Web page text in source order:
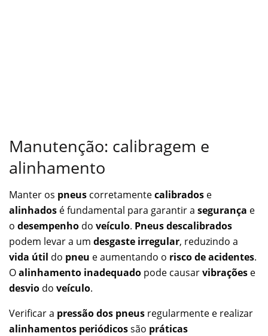
Manutenção: calibragem e
alinhamento
Manter os pneus corretamentecalibrados e
alinhados é fundamental para garantir a segurança e
o desempenho do veículo. Pneus descalibrados
podem levar a um desgaste irregular, reduzindo a
vida útil do pneu e aumentando o risco de acidentes.
Oalinhamento inadequado pode causarvibrações e
desvio do veículo.
Verificar a pressão dos pneus regularmente e realizar
alinhamentos periódicossão práticas